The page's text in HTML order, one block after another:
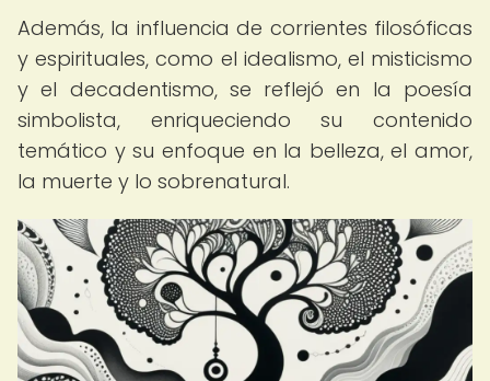
Además, la influencia de corrientes filosóficas
y espirituales, como el idealismo, el misticismo
y el decadentismo, se reflejó en la poesía
simbolista, enriqueciendo su contenido
temático y su enfoque en la belleza, el amor,
la muerte y lo sobrenatural.